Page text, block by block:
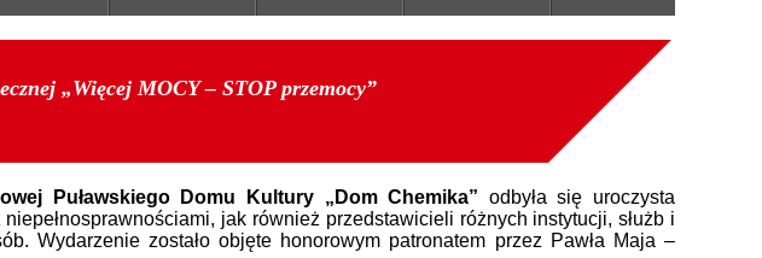
„Więcej MOCY – STOP przemocy”
Puławskiego Domu Kultury „Dom Chemika” odbyła się uroczysta
jak również przedstawicieli różnych instytucji, służb i
Wydarzenie zostało objęte honorowym patronatem przez Pawła Maja –